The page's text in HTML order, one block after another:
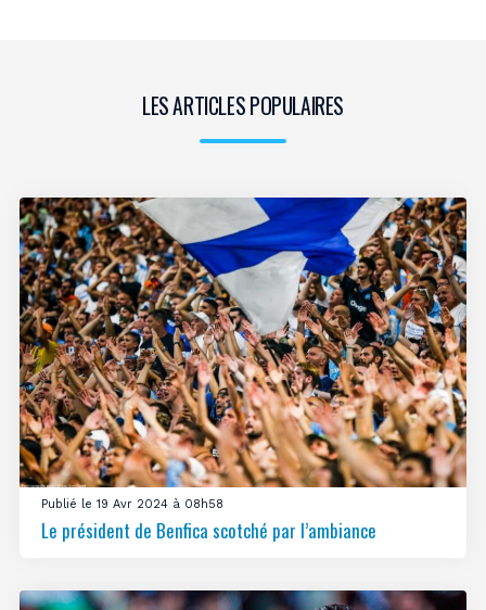
LES ARTICLES POPULAIRES
Publié le 19 Avr 2024 à 08h58
Le président de Benfica scotché par l’ambiance